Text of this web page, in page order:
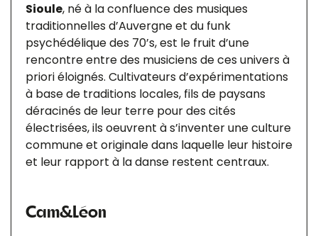
Sioule, né à la confluence des musiques
traditionnelles d’Auvergne et du funk
psychédélique des 70’s, est le fruit d’une
rencontre entre des musiciens de ces univers à
priori éloignés. Cultivateurs d’expérimentations
à base de traditions locales, fils de paysans
déracinés de leur terre pour des cités
électrisées, ils oeuvrent à s’inventer une culture
commune et originale dans laquelle leur histoire
et leur rapport à la danse restent centraux.
Cam&Léon